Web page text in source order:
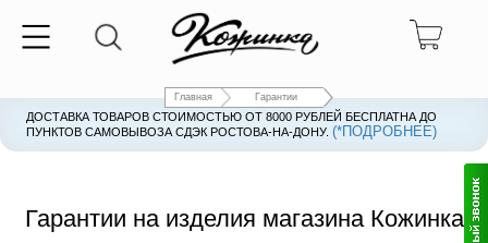
Главная Гарантии
ДОСТАВКА ТОВАРОВ СТОИМОСТЬЮ ОТ 8000 РУБЛЕЙ БЕСПЛАТНА ДО
ПУНКТОВ САМОВЫВОЗА СДЭК РОСТОВА-НА-ДОНУ.(*ПОДРОБНЕЕ)
Гарантии на изделия магазина Кожинка